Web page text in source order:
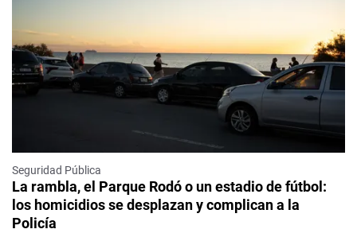
Seguridad Pública
La rambla, el Parque Rodó o un estadio de fútbol:
los homicidios se desplazan y complican a la
Policía